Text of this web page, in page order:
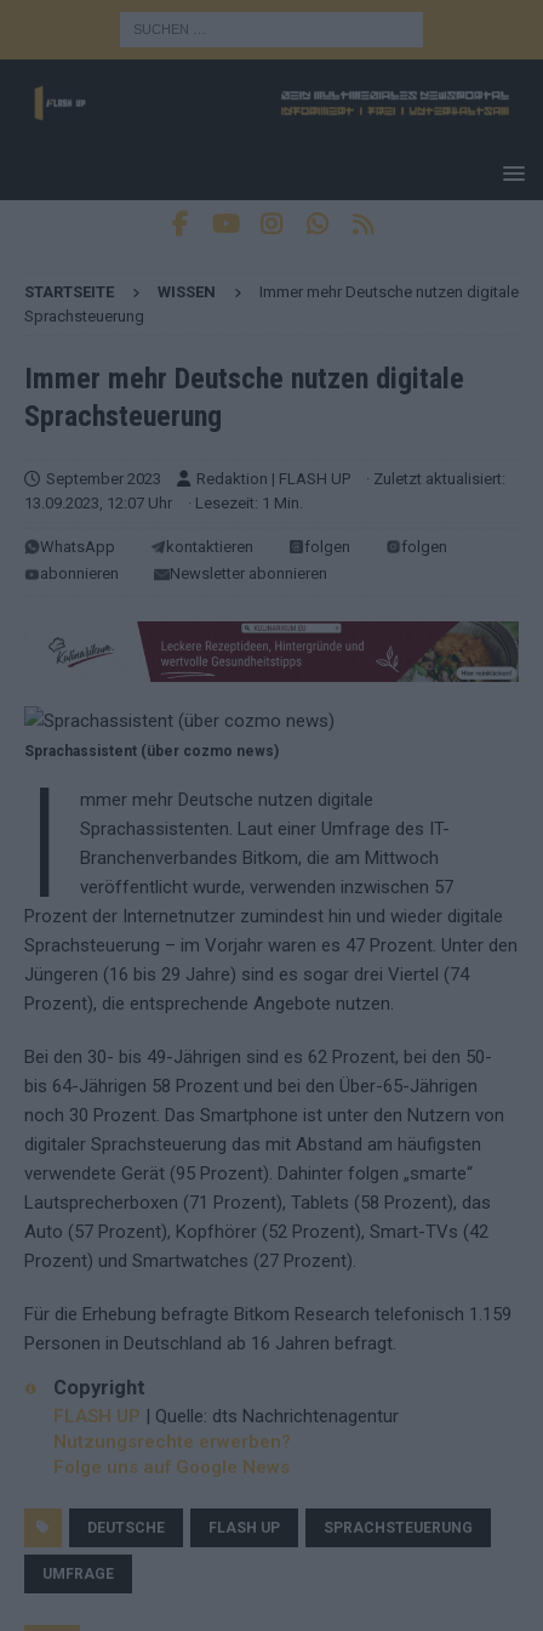
STARTSEITE WISSEN
Immer mehr Deutsche nutzen digitale
Sprachsteuerung
Immer mehr Deutsche nutzen digitale
Sprachsteuerung
September 2023 Redaktion | FLASH UP
· Zuletzt aktualisiert:
13.09.2023, 12:07 Uhr
· Lesezeit: 1 Min.
WhatsApp kontaktieren folgen
folgen
abonnieren
Newsletter abonnieren
Sprachassistent (über cozmo news)
I
mmer mehr Deutsche nutzen digitale
Sprachassistenten. Laut einer Umfrage des IT-
Branchenverbandes Bitkom, die am Mittwoch
veröffentlicht wurde, verwenden inzwischen 57
Prozent der Internetnutzer zumindest hin und wieder digitale
Sprachsteuerung – im Vorjahr waren es 47 Prozent. Unter den
Jüngeren (16 bis 29 Jahre) sind es sogar drei Viertel (74
Prozent), die entsprechende Angebote nutzen.
Bei den 30- bis 49-Jährigen sind es 62 Prozent, bei den 50-
bis 64-Jährigen 58 Prozent und bei den Über-65-Jährigen
noch 30 Prozent. Das Smartphone ist unter den Nutzern von
digitaler Sprachsteuerung das mit Abstand am häufigsten
verwendete Gerät (95 Prozent). Dahinter folgen „smarte“
Lautsprecherboxen (71 Prozent), Tablets (58 Prozent), das
Auto (57 Prozent), Kopfhörer (52 Prozent), Smart-TVs (42
Prozent) und Smartwatches (27 Prozent).
Für die Erhebung befragte Bitkom Research telefonisch 1.159
Personen in Deutschland ab 16 Jahren befragt.
Copyright
FLASH UP | Quelle: dts Nachrichtenagentur
Nutzungsrechte erwerben?
Folge uns auf Google News
DEUTSCHE FLASH UP SPRACHSTEUERUNG
UMFRAGE